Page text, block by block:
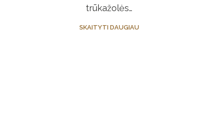
trūkažolės…
SKAITYTI DAUGIAU